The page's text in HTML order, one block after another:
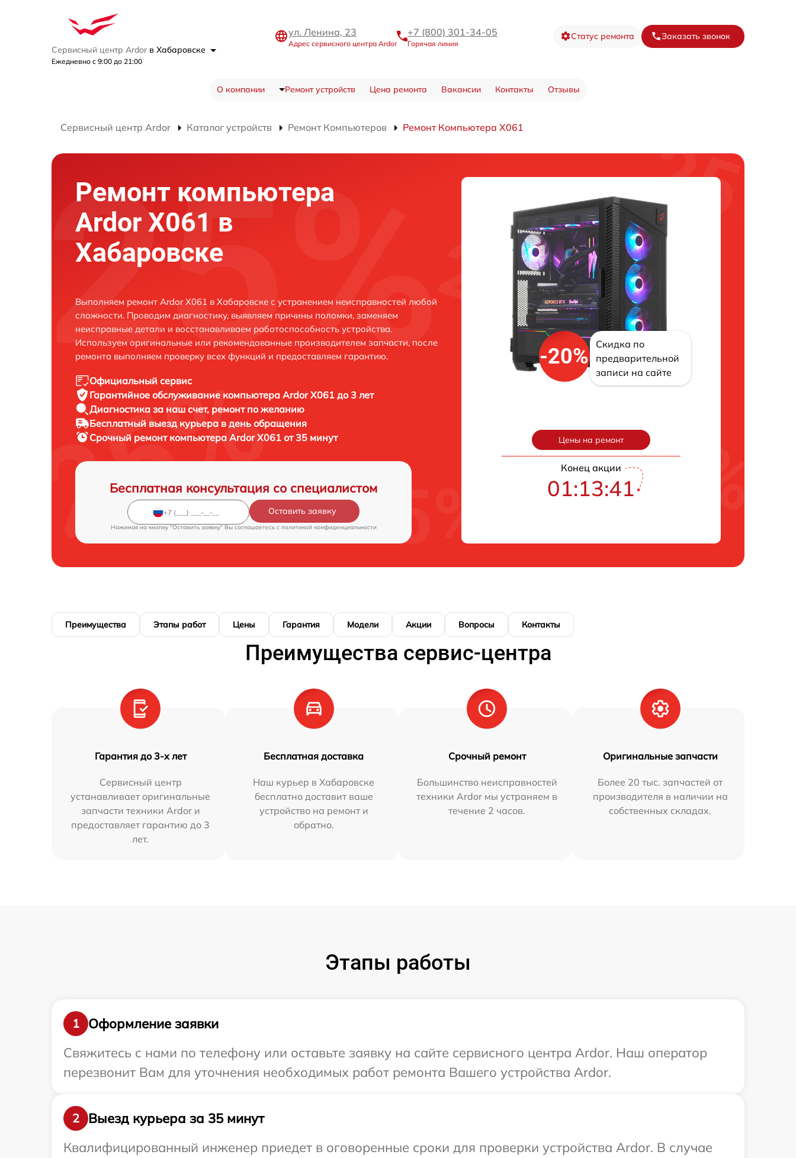
Сервисный центр Ardor в Хабаровске
Ежедневно с 9:00 до 21:00
ул. Ленина, 23
Адрес сервисного центра Ardor
+7 (800) 301-34-05
Горячая линия
Статус ремонта Заказать звонок
О компании Ремонт устройств Цена ремонта Вакансии Контакты Отзывы
Сервисный центр Ardor Каталог устройств Ремонт Компьютеров Ремонт Компьютера X061
Ремонт компьютера
Ardor X061 в
Хабаровске
Выполняем ремонт Ardor X061 в Хабаровске с устранением неисправностей любой
сложности. Проводим диагностику, выявляем причины поломки, заменяем
неисправные детали и восстанавливаем работоспособность устройства.
Используем оригинальные или рекомендованные производителем запчасти, после
ремонта выполняем проверку всех функций и предоставляем гарантию.
Официальный сервис
Гарантийное обслуживание компьютера Ardor X061 до 3 лет
Диагностика за наш счет, ремонт по желанию
Бесплатный выезд курьера в день обращения
Срочный ремонт компьютера Ardor X061 от 35 минут
Бесплатная консультация со специалистом
Оставить заявку
Нажимая на кнопку "Оставить заявку" Вы соглашаетесь c политикой конфиденциальности
-20%
Скидка по
предварительной
записи на сайте
Цены на ремонт
Конец акции
01:13:40
Преимущества Этапы работ Цены Гарантия Модели Акции Вопросы Контакты
Преимущества сервис-центра
Гарантия до 3-х лет
Сервисный центр
устанавливает оригинальные
запчасти техники Ardor и
предоставляет гарантию до 3
лет.
Бесплатная доставка
Наш курьер в Хабаровске
бесплатно доставит ваше
устройство на ремонт и
обратно.
Срочный ремонт
Большинство неисправностей
техники Ardor мы устраняем в
течение 2 часов.
Оригинальные запчасти
Более 20 тыс. запчастей от
производителя в наличии на
собственных складах.
Этапы работы
1
Оформление заявки
Свяжитесь с нами по телефону или оставьте заявку на сайте сервисного центра Ardor. Наш оператор
перезвонит Вам для уточнения необходимых работ ремонта Вашего устройства Ardor.
2
Выезд курьера за 35 минут
Квалифицированный инженер приедет в оговоренные сроки для проверки устройства Ardor. В случае